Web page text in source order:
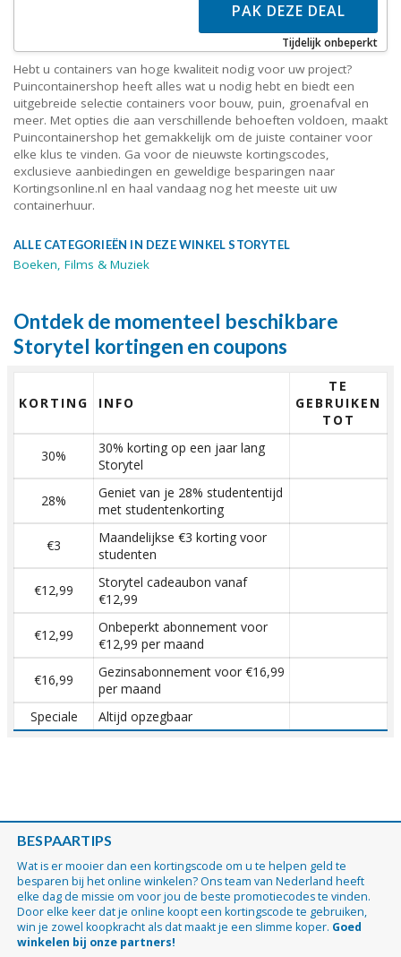
PAK DEZE DEAL
Tijdelijk onbeperkt
Hebt u containers van hoge kwaliteit nodig voor uw project?
Puincontainershop heeft alles wat u nodig hebt en biedt een
uitgebreide selectie containers voor bouw, puin, groenafval en
meer. Met opties die aan verschillende behoeften voldoen, maakt
Puincontainershop het gemakkelijk om de juiste container voor
elke klus te vinden. Ga voor de nieuwste kortingscodes,
exclusieve aanbiedingen en geweldige besparingen naar
Kortingsonline.nl en haal vandaag nog het meeste uit uw
containerhuur.
ALLE CATEGORIEËN IN DEZE WINKEL STORYTEL
Boeken, Films & Muziek
Ontdek de momenteel beschikbare
Storytel kortingen en coupons
KORTING INFO
TE
GEBRUIKEN
TOT
30%
30% korting op een jaar lang
Storytel
28%
Geniet van je 28% studententijd
met studentenkorting
€3
Maandelijkse €3 korting voor
studenten
€12,99
Storytel cadeaubon vanaf
€12,99
€12,99
Onbeperkt abonnement voor
€12,99 per maand
€16,99
Gezinsabonnement voor €16,99
per maand
Speciale
Altijd opzegbaar
BESPAARTIPS
Wat is er mooier dan een kortingscode om u te helpen geld te
besparen bij het online winkelen? Ons team van Nederland heeft
elke dag de missie om voor jou de beste promotiecodes te vinden.
Door elke keer dat je online koopt een kortingscode te gebruiken,
win je zowel koopkracht als dat maakt je een slimme koper. Goed
winkelen bij onze partners!